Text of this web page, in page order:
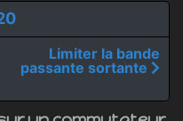
Limiter la bande
passante sortante